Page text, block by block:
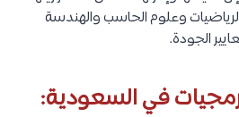
وعلوم الحاسب والهندسة
الجودة.
في السعودية: